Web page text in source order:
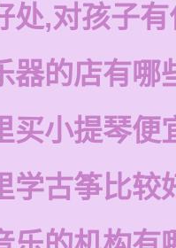
处,对孩子
器的店有哪
买小提琴便
学古筝比较